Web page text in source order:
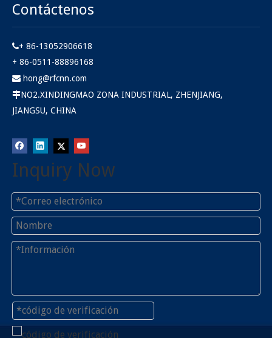
Contáctenos
+ 86-13052906618
+ 86-0511-88896168
 hong@rfcnn.com
NO2.XINDINGMAO ZONA INDUSTRIAL, ZHENJIANG,
JIANGSU, CHINA
Inquiry Now